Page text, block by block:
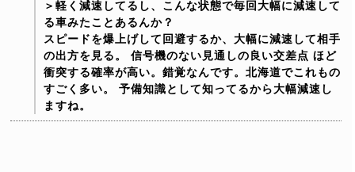
＞軽く減速してるし、こんな状態で毎回大幅に減速して
る車みたことあるんか？
スピードを爆上げして回避するか、大幅に減速して相手
の出方を見る。 信号機のない見通しの良い交差点 ほど
衝突する確率が高い。錯覚なんです。北海道でこれもの
すごく多い。
予備知識として知ってるから大幅減速し
ますね。